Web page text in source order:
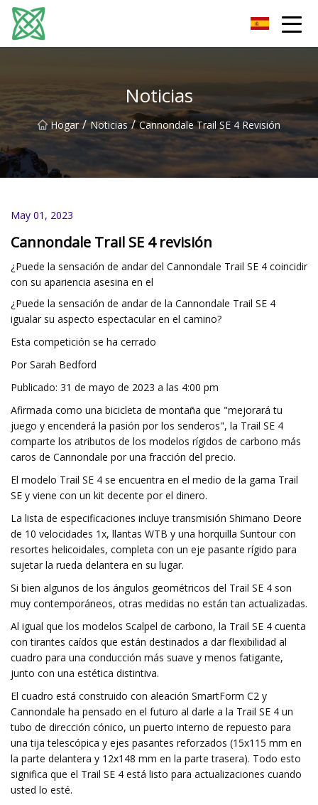
Noticias
Hogar / Noticias / Cannondale Trail SE 4 Revisión
May 01, 2023
Cannondale Trail SE 4 revisión
¿Puede la sensación de andar del Cannondale Trail SE 4 coincidir
con su apariencia asesina en el
¿Puede la sensación de andar de la Cannondale Trail SE 4
igualar su aspecto espectacular en el camino?
Esta competición se ha cerrado
Por Sarah Bedford
Publicado: 31 de mayo de 2023 a las 4:00 pm
Afirmada como una bicicleta de montaña que "mejorará tu
juego y encenderá la pasión por los senderos", la Trail SE 4
comparte los atributos de los modelos rígidos de carbono más
caros de Cannondale por una fracción del precio.
El modelo Trail SE 4 se encuentra en el medio de la gama Trail
SE y viene con un kit decente por el dinero.
La lista de especificaciones incluye transmisión Shimano Deore
de 10 velocidades 1x, llantas WTB y una horquilla Suntour con
resortes helicoidales, completa con un eje pasante rígido para
sujetar la rueda delantera en su lugar.
Si bien algunos de los ángulos geométricos del Trail SE 4 son
muy contemporáneos, otras medidas no están tan actualizadas.
Al igual que los modelos Scalpel de carbono, la Trail SE 4 cuenta
con tirantes caídos que están destinados a dar flexibilidad al
cuadro para una conducción más suave y menos fatigante,
junto con una estética distintiva.
El cuadro está construido con aleación SmartForm C2 y
Cannondale ha pensado en el futuro al darle a la Trail SE 4 un
tubo de dirección cónico, un puerto interno de repuesto para
una tija telescópica y ejes pasantes reforzados (15x115 mm en
la parte delantera y 12x148 mm en la parte trasera). Todo esto
significa que el Trail SE 4 está listo para actualizaciones cuando
usted lo esté.